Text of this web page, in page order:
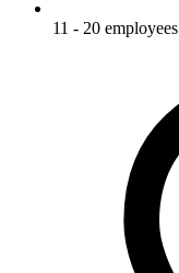
11 - 20 employees